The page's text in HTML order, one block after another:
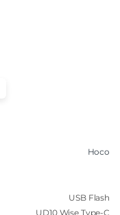
Hoco
USB Flash
UD10 Wise Type-C